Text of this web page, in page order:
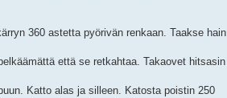
360 astetta pyörivän renkaan. Taakse hain
että se retkahtaa. Takaovet hitsasin
Katto alas ja silleen. Katosta poistin 250